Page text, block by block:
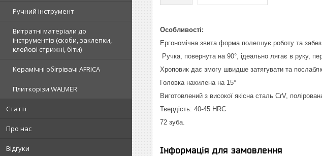
Ручний інструмент
Витратні матеріали до
інструментів (скоби, заклепки,
клейові стрижні, біти)
Керамічні обігрівачі AFRICA
Плиткорізи WALMER
Статті
Про нас
Відгуки
Особливості:
Ергономічна звита форма полегшує роботу та
Ручка, повернута на 90°, ідеально лягає в руку,
Хроповик дає змогу швидше затягувати та
Головка нахилена на 15°
Виготовлений з високої якісна сталь CrV,
Твердість: 40-45 HRC
72 зуба.
Інформація для замовлення